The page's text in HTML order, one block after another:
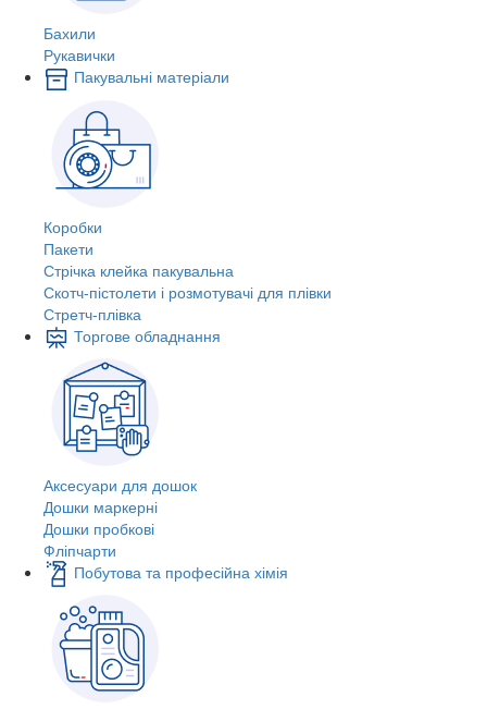
Бахили
Рукавички
Пакувальні матеріали
Коробки
Пакети
Стрічка клейка пакувальна
Скотч-пістолети і розмотувачі для плівки
Стретч-плівка
Торгове обладнання
Аксесуари для дошок
Дошки маркерні
Дошки пробкові
Фліпчарти
Побутова та професійна хімія